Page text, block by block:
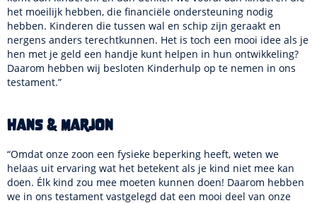
het moeilijk hebben, die financiële ondersteuning nodig
hebben. Kinderen die tussen wal en schip zijn geraakt en
nergens anders terechtkunnen. Het is toch een mooi idee als je
hen met je geld een handje kunt helpen in hun ontwikkeling?
Daarom hebben wij besloten Kinderhulp op te nemen in ons
testament.”
Hans & Marjon
“Omdat onze zoon een fysieke beperking heeft, weten we
helaas uit ervaring wat het betekent als je kind niet mee kan
doen. Élk kind zou mee moeten kunnen doen! Daarom hebben
we in ons testament vastgelegd dat een mooi deel van onze